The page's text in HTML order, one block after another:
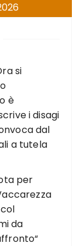
si
è
i disagi
dal
a tutela
per
da